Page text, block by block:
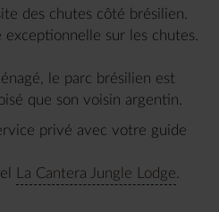
des chutes côté brésilien.
sur les chutes.
le parc brésilien est
que son voisin argentin.
privé avec votre guide
La Cantera Jungle Lodge